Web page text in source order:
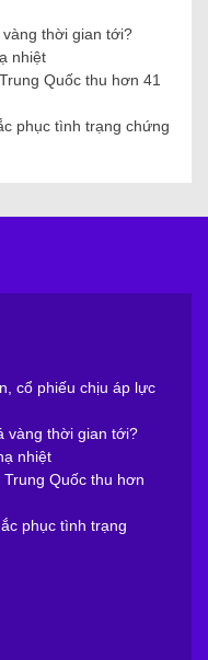
thời gian tới?
nhiệt
Quốc thu hơn 41
phục tình trạng chứng
cổ phiếu chịu áp lực
vàng thời gian tới?
nhiệt
Quốc thu hơn
phục tình trạng